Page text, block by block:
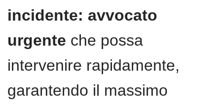
incidente: avvocato
urgente che possa
intervenire rapidamente,
garantendo il massimo